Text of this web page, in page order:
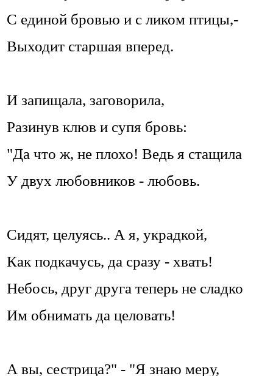
С единой бровью и с ликом птицы,-
Выходит старшая вперед.
И запищала, заговорила,
Разинув клюв и супя бровь:
"Да что ж, не плохо! Ведь я стащила
У двух любовников - любовь.
Сидят, целуясь.. А я, украдкой,
Как подкачусь, да сразу - хвать!
Небось, друг друга теперь не сладко
Им обнимать да целовать!
А вы, сестрица?" - "Я знаю меру,